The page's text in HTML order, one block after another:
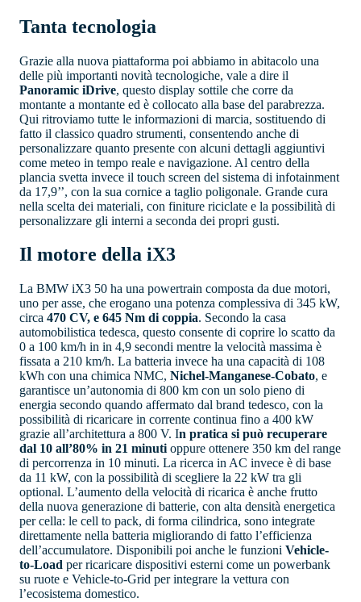
Tanta tecnologia
Grazie alla nuova piattaforma poi abbiamo in abitacolo una
delle più importanti novità tecnologiche, vale a dire il
Panoramic iDrive, questo display sottile che corre da
montante a montante ed è collocato alla base del parabrezza.
Qui ritroviamo tutte le informazioni di marcia, sostituendo di
fatto il classico quadro strumenti, consentendo anche di
personalizzare quanto presente con alcuni dettagli aggiuntivi
come meteo in tempo reale e navigazione. Al centro della
plancia svetta invece il touch screen del sistema di infotainment
da 17,9’’, con la sua cornice a taglio poligonale. Grande cura
nella scelta dei materiali, con finiture riciclate e la possibilità di
personalizzare gli interni a seconda dei propri gusti.
Il motore della iX3
La BMW iX3 50 ha una powertrain composta da due motori,
uno per asse, che erogano una potenza complessiva di 345 kW,
circa 470 CV, e 645 Nm di coppia. Secondo la casa
automobilistica tedesca, questo consente di coprire lo scatto da
0 a 100 km/h in in 4,9 secondi mentre la velocità massima è
fissata a 210 km/h. La batteria invece ha una capacità di 108
kWh con una chimica NMC, Nichel-Manganese-Cobato, e
garantisce un’autonomia di 800 km con un solo pieno di
energia secondo quando affermato dal brand tedesco, con la
possibilità di ricaricare in corrente continua fino a 400 kW
grazie all’architettura a 800 V. In pratica si può recuperare
dal 10 all’80% in 21 minuti oppure ottenere 350 km del range
di percorrenza in 10 minuti. La ricerca in AC invece è di base
da 11 kW, con la possibilità di scegliere la 22 kW tra gli
optional. L’aumento della velocità di ricarica è anche frutto
della nuova generazione di batterie, con alta densità energetica
per cella: le cell to pack, di forma cilindrica, sono integrate
direttamente nella batteria migliorando di fatto l’efficienza
dell’accumulatore. Disponibili poi anche le funzioni Vehicle-
to-Load per ricaricare dispositivi esterni come un powerbank
su ruote e Vehicle-to-Grid per integrare la vettura con
l’ecosistema domestico.